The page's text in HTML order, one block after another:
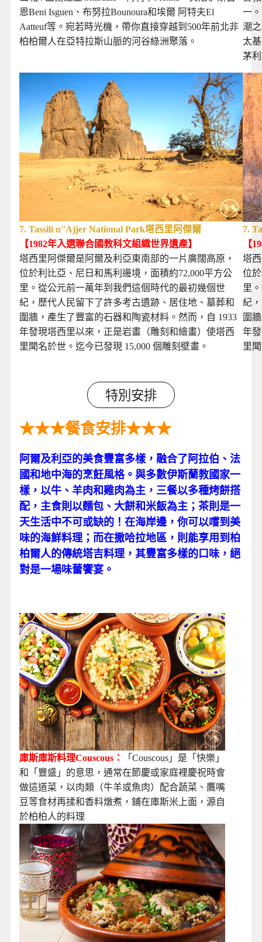
恩Beni Isguen、布努拉Bounoura和埃爾 阿特夫El
Aatteuf等。宛若時光機，帶你直接穿越到500年前北非
柏柏爾人在亞特拉斯山脈的河谷綠洲聚落。
一
潮
太
茅
7. Tassili n''Ajjer National Park塔西里阿傑爾
【1982年入選聯合國教科文組織世界遺產】
塔西里阿傑爾是阿爾及利亞東南部的一片廣闊高原，
位於利比亞、尼日和馬利邊境，面積約72,000平方公
里。從公元前一萬年到我們這個時代的最初幾個世
紀，歷代人民留下了許多考古遺跡、居住地、墓葬和
圍牆，產生了豐富的石器和陶瓷材料。然而，自 1933
年發現塔西里以來，正是岩畫（雕刻和繪畫）使塔西
里聞名於世。迄今已發現 15,000 個雕刻壁畫。
7.
【
塔
位
里
紀
圍
年
里
特別安排
★★★餐食安排★★★
阿爾及利亞的美食豐富多樣，融合了阿拉伯、法
國和地中海的烹飪風格。與多數伊斯蘭教國家一
樣，以牛、羊肉和雞肉為主，三餐以多種烤餅搭
配，主食則以麵包、大餅和米飯為主；茶則是一
天生活中不可或缺的！在海岸邊，你可以嚐到美
味的海鮮料理；而在撒哈拉地區，則能享用到柏
柏爾人的傳統塔吉料理，其豐富多樣的口味，絕
對是一場味蕾饗宴。
庫斯庫斯料理Couscous：
「Couscous」是「快樂」
和「豐盛」的意思，通常在節慶或家庭裡慶祝時會
做這道菜，以肉類（牛羊或魚肉）配合蔬菜、鷹嘴
豆等食材再揉和香料燉煮，鋪在庫斯米上面，源自
於柏柏人的料理